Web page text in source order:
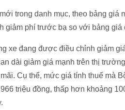
trong danh mục, theo bảng giá
giảm phí trước bạ so với bảng giá
xe đang được điều chỉnh giảm
dài giảm giá mạnh trên thị
Cụ thể, mức giá tính thuế mà
triệu đồng, thấp hơn khoảng